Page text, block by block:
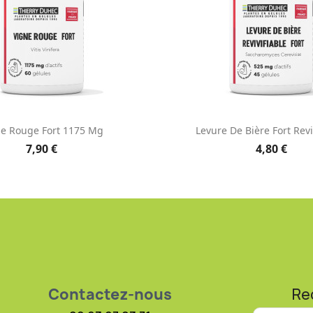
Aperçu rapide
Rouge Fort 1175 Mg
7,90 €
Aperçu
Levure De Bière Fort
4,80 €
Contactez-nous